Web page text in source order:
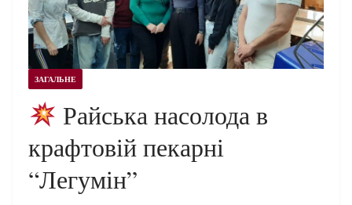
ЗАГАЛЬНЕ
Райська насолода в
крафтовій пекарні
“Легумін”